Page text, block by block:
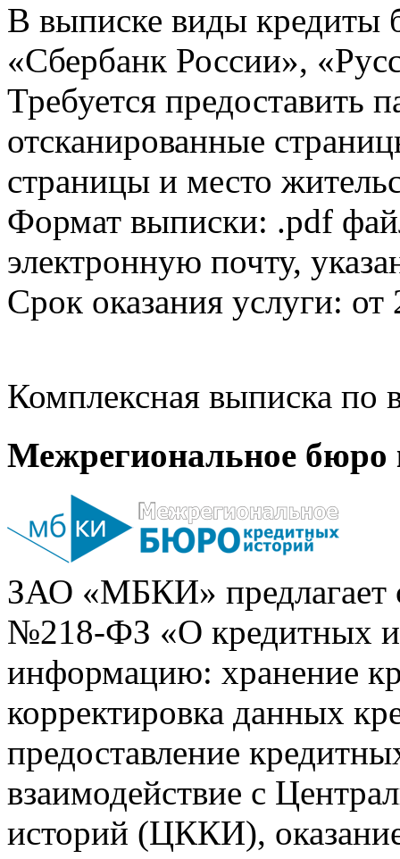
В выписке виды кредиты
«Сбербанк России»,
Требуется предоставить
отсканированные
страницы и место
Формат выписки: .pdf
электронную почту,
Срок оказания услуги: от
Комплексная выписка
Межрегиональное бюро
ЗАО «МБКИ» предлагает
№218-ФЗ «О кредитных
информацию: хранение
корректировка данных
предоставление
взаимодействие с
историй (ЦККИ),